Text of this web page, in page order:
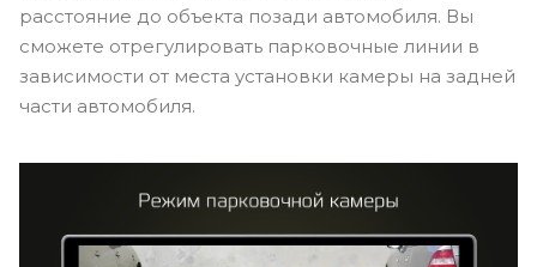
расстояние до объекта позади автомобиля. Вы
сможете отрегулировать парковочные линии в
зависимости от места установки камеры на задней
части автомобиля.